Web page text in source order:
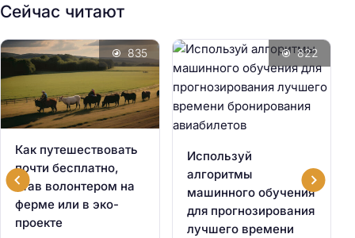
Сейчас читают
Как путешествовать
почти бесплатно,
став волонтером на
ферме или в эко-
проекте
835
Используй
алгоритмы
машинного обучения
для прогнозирования
лучшего времени
822